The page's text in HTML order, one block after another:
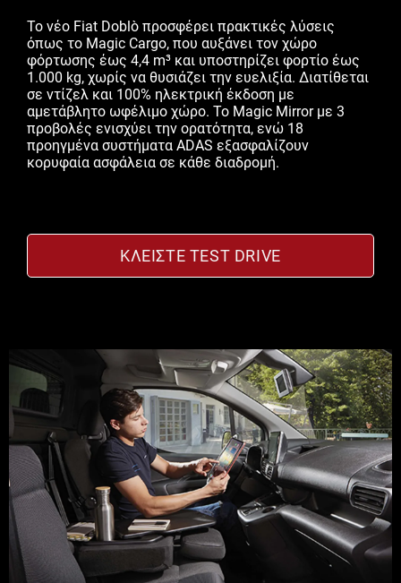
Το νέο Fiat Doblò προσφέρει πρακτικές λύσεις
όπως το Magic Cargo, που αυξάνει τον χώρο
φόρτωσης έως 4,4 m³ και υποστηρίζει φορτίο έως
1.000 kg, χωρίς να θυσιάζει την ευελιξία. Διατίθεται
σε ντίζελ και 100% ηλεκτρική έκδοση με
αμετάβλητο ωφέλιμο χώρο. Το Magic Mirror με 3
προβολές ενισχύει την ορατότητα, ενώ 18
προηγμένα συστήματα ADAS εξασφαλίζουν
κορυφαία ασφάλεια σε κάθε διαδρομή.
ΚΛΕΊΣΤΕ TEST DRIVE